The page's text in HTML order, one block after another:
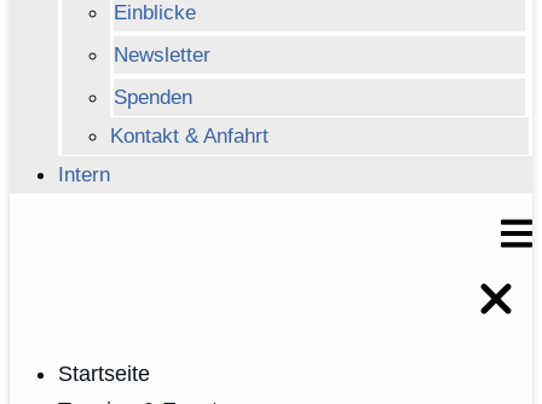
Einblicke
Newsletter
Spenden
Kontakt & Anfahrt
Intern
Startseite